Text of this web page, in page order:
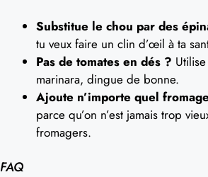
Substitue le chou par des
tu veux faire un clin d’œil à ta
Pas de tomates en dés ?
marinara, dingue de bonne.
Ajoute n’importe quel
parce qu’on n’est jamais trop
fromagers.
FAQ